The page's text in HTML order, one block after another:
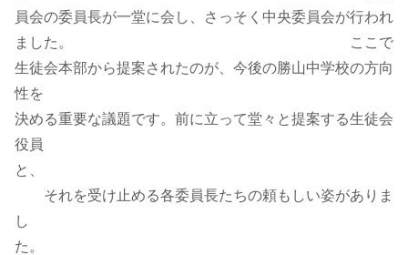
員会の委員長が一堂に会し、さっそく中央委員会が行われ
ました。 ここで
生徒会本部から提案されたのが、今後の勝山中学校の方向
性を
決める重要な議題です。前に立って堂々と提案する生徒会
役員
と、
それを受け止める各委員長たちの頼もしい姿がありま
し
た。